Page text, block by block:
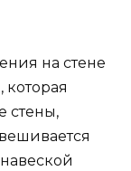
на стене
стены,